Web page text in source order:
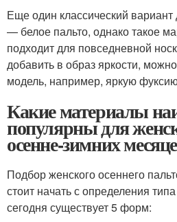
Еще один классический
— белое пальто, однако такое
подходит для повседневной
добавить в образ яркости,
модель, например, яркую
Какие материалы
популярны для
осенне-зимних
Подбор женского осеннего
стоит начать с определения
сегодня существует 5 форм: